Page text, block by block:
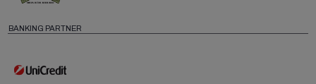
BANKING PARTNER